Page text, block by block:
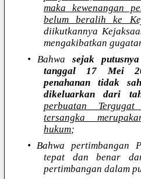
maka kewenangan
belum beralih ke
diikutkannya
mengakibatkan
• Bahwasejak
tanggal 17 Mei
penahanan tidak
dikeluarkan dari
perbuatan
tersangka
hukum;
• Bahwa pertimbangan
tepat dan benar
pertimbangan dalam